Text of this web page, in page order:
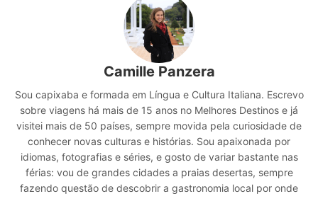
Camille Panzera
Sou capixaba e formada em Língua e Cultura Italiana. Escrevo
sobre viagens há mais de 15 anos no Melhores Destinos e já
visitei mais de 50 países, sempre movida pela curiosidade de
conhecer novas culturas e histórias. Sou apaixonada por
idiomas, fotografias e séries, e gosto de variar bastante nas
férias: vou de grandes cidades a praias desertas, sempre
fazendo questão de descobrir a gastronomia local por onde